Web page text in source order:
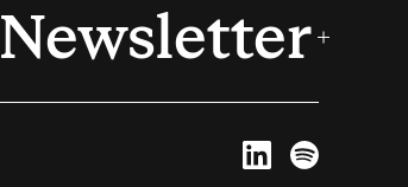
Newsletter